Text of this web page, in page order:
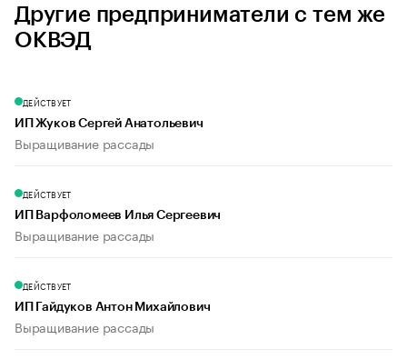
Другие предприниматели с тем же
ОКВЭД
ДЕЙСТВУЕТ
ИП Жуков Сергей Анатольевич
Выращивание рассады
ДЕЙСТВУЕТ
ИП Варфоломеев Илья Сергеевич
Выращивание рассады
ДЕЙСТВУЕТ
ИП Гайдуков Антон Михайлович
Выращивание рассады